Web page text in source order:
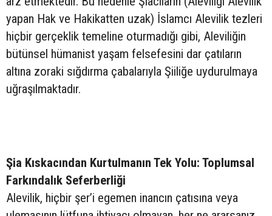
yapan Hak ve Hakikatten uzak) İslamcı Alevilik tezleri
hiçbir gerçeklik temeline oturmadığı gibi, Aleviliğin
bütünsel hümanist yaşam felsefesini dar çatıların
altına zoraki sığdırma çabalarıyla Şiiliğe uydurulmaya
uğraşılmaktadır.
Şia Kıskacından Kurtulmanın Tek Yolu: Toplumsal
Farkındalık Seferberliği
Alevilik, hiçbir şer’i egemen inancın çatısına veya